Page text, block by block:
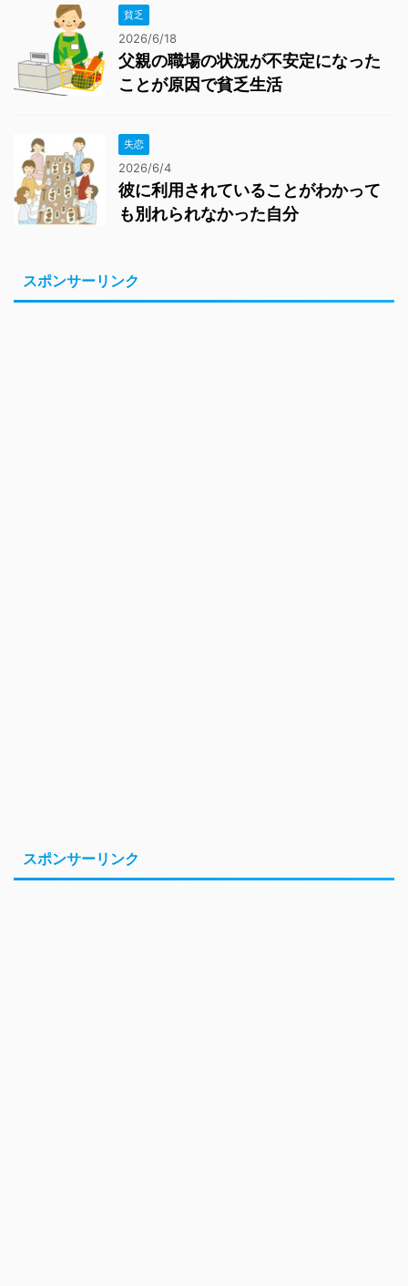
貧乏
2026/6/18
父親の職場の状況が不安定になった
ことが原因で貧乏生活
失恋
2026/6/4
彼に利用されていることがわかって
も別れられなかった自分
スポンサーリンク
スポンサーリンク